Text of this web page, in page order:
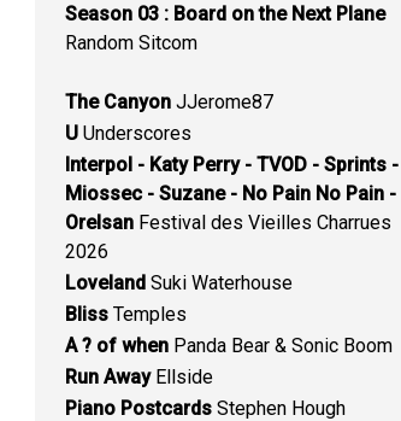
Season 03 : Board on the Next Plane
Random Sitcom
The Canyon JJerome87
U Underscores
Interpol - Katy Perry - TVOD - Sprints -
Miossec - Suzane - No Pain No Pain -
Orelsan Festival des Vieilles Charrues
2026
Loveland Suki Waterhouse
Bliss Temples
A ? of when Panda Bear & Sonic Boom
Run AwayEllside
Piano Postcards Stephen Hough